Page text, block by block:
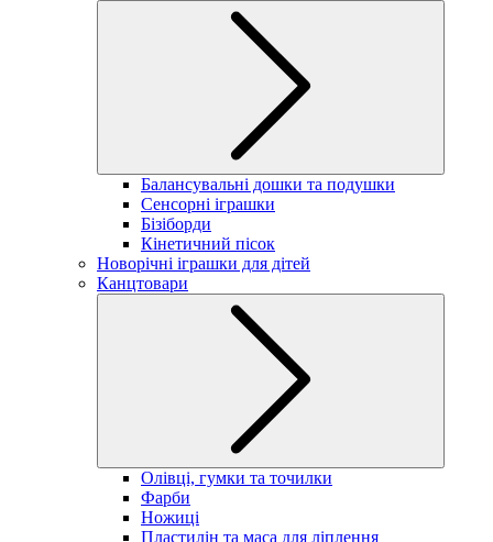
Балансувальні дошки та подушки
Сенсорні іграшки
Бізіборди
Кінетичний пісок
Новорічні іграшки для дітей
Канцтовари
Олівці, гумки та точилки
Фарби
Ножиці
Пластилін та маса для ліплення